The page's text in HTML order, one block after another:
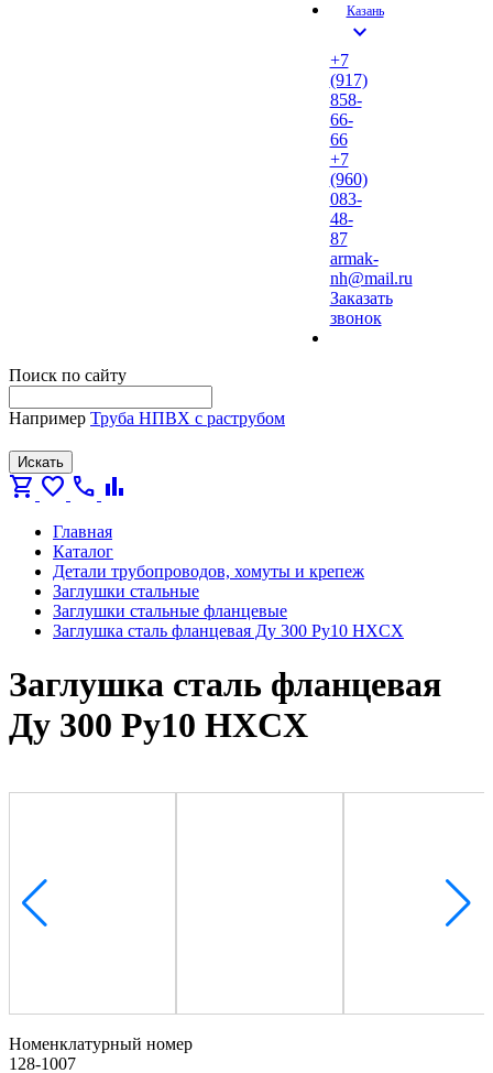
Казань
expand_more
+7
(917)
858-
66-
66
+7
(960)
083-
48-
87
armak-
nh@mail.ru
Заказать
звонок
Поиск по сайту
Например Труба НПВХ с раструбом
Искать
shopping_cart favorite call bar_chart
Главная
Каталог
Детали трубопроводов, хомуты и крепеж
Заглушки стальные
Заглушки стальные фланцевые
Заглушка сталь фланцевая Ду 300 Ру10 HXCX
Заглушка сталь фланцевая
Ду 300 Ру10 HXCX
Номенклатурный номер
128-1007